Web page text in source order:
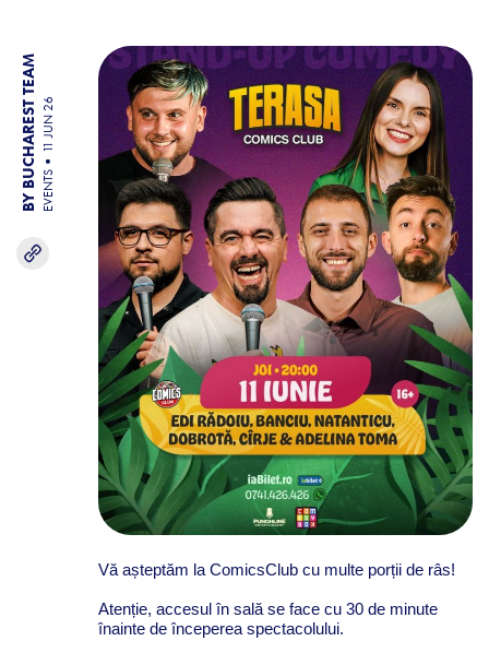
BY BUCHAREST TEAM EVENTS
11 JUN 26
Vă așteptăm la ComicsClub cu multe porții de râs!
Atenție, accesul în sală se face cu 30 de minute
înainte de începerea spectacolului.